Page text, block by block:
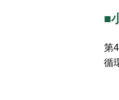
■
第
循